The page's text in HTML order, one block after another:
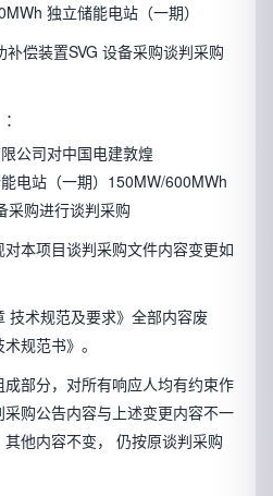
独立储能电站（一期）
偿装置SVG 设备采购谈判采购
公司对中国电建敦煌
电站（一期）150MW/600MWh
采购进行谈判采购
本项目谈判采购文件内容变更如
技术规范及要求》全部内容废
规范书》。
部分，对所有响应人均有约束作
购公告内容与上述变更内容不一
他内容不变， 仍按原谈判采购